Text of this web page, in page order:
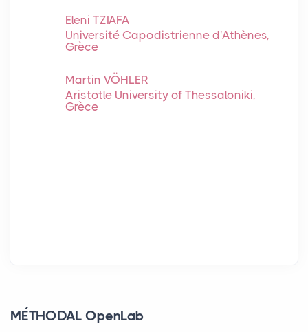
Eleni TZIAFA
Université Capodistrienne d'Athènes,
Grèce
Martin VÖHLER
Aristotle University of Thessaloniki,
Grèce
MÉTHODAL OpenLab